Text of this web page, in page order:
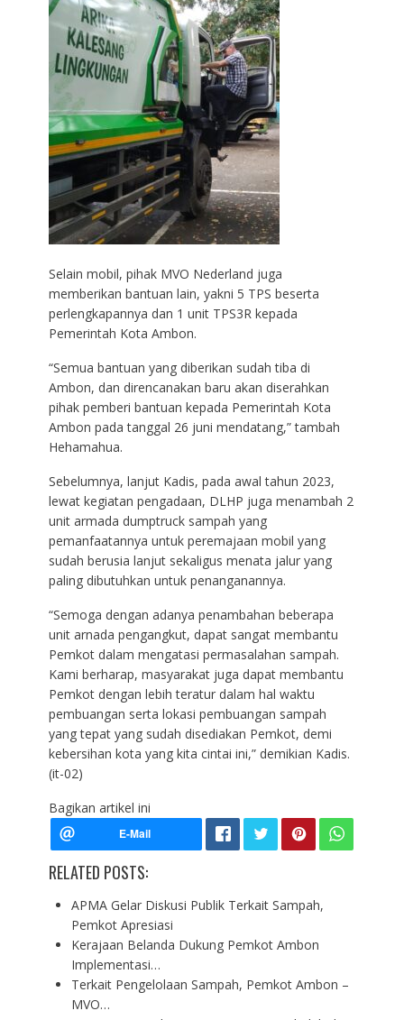
Selain mobil, pihak MVO Nederland juga
memberikan bantuan lain, yakni 5 TPS beserta
perlengkapannya dan 1 unit TPS3R kepada
Pemerintah Kota Ambon.
“Semua bantuan yang diberikan sudah tiba di
Ambon, dan direncanakan baru akan diserahkan
pihak pemberi bantuan kepada Pemerintah Kota
Ambon pada tanggal 26 juni mendatang,” tambah
Hehamahua.
Sebelumnya, lanjut Kadis, pada awal tahun 2023,
lewat kegiatan pengadaan, DLHP juga menambah 2
unit armada dumptruck sampah yang
pemanfaatannya untuk peremajaan mobil yang
sudah berusia lanjut sekaligus menata jalur yang
paling dibutuhkan untuk penanganannya.
“Semoga dengan adanya penambahan beberapa
unit arnada pengangkut, dapat sangat membantu
Pemkot dalam mengatasi permasalahan sampah.
Kami berharap, masyarakat juga dapat membantu
Pemkot dengan lebih teratur dalam hal waktu
pembuangan serta lokasi pembuangan sampah
yang tepat yang sudah disediakan Pemkot, demi
kebersihan kota yang kita cintai ini,” demikian Kadis.
(it-02)
Bagikan artikel ini
RELATED POSTS:
APMA Gelar Diskusi Publik Terkait Sampah,
Pemkot Apresiasi
Kerajaan Belanda Dukung Pemkot Ambon
Implementasi…
Terkait Pengelolaan Sampah, Pemkot Ambon –
MVO…